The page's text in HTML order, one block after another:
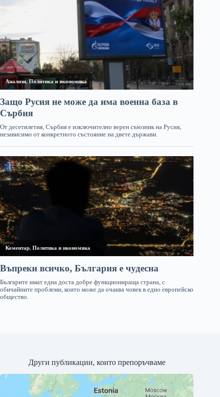
Други публикации, които препоръчваме